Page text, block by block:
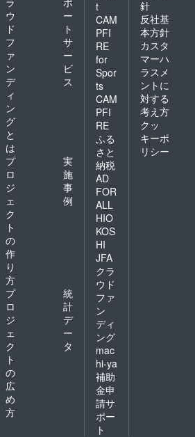
ウ
ド
フ
ァ
ン
デ
ィ
ン
グ
と
は
ー
ト
サ
ー
ビ
ス
プ
ロ
ジ
ェ
ク
ト
の
作
り
方
実
施
事
例
プ
ロ
ジ
ェ
ク
ト
の
広
め
方
統
計
デ
ー
タ
t
CAM
PFI
RE
for
Spor
ts
CAM
PFI
RE
ふる
さと
納税
AD
FOR
ALL
HIO
KOS
HI
JFA
クラ
ウド
ファ
ン
ディ
ング
mac
hi-ya
補助
金申
請サ
ポー
ト
針
反社基
本方針
カスタ
マーハ
ラスメ
ントに
対する
考え方
クッ
キーポ
リシー